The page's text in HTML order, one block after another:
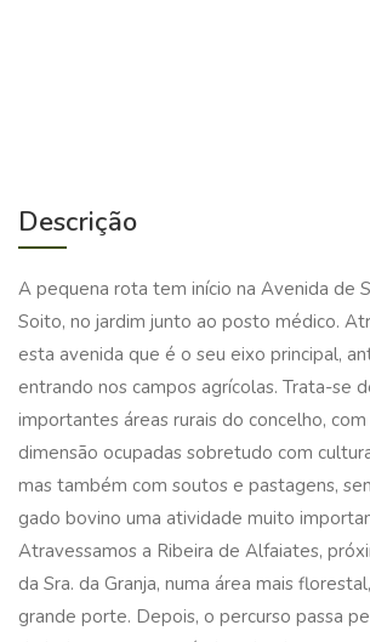
Descrição
A pequena rota tem início na Avenida de
Soito, no jardim junto ao posto médico.
esta avenida que é o seu eixo principal,
entrando nos campos agrícolas. Trata-se
importantes áreas rurais do concelho,
dimensão ocupadas sobretudo com
mas também com soutos e pastagens,
gado bovino uma atividade muito
Atravessamos a Ribeira de Alfaiates,
da Sra. da Granja, numa área mais
grande porte. Depois, o percurso passa